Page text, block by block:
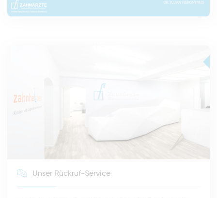
Unser Rückruf-Service